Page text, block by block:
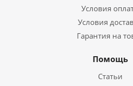
Условия
Условия
Гарантия на
Помощь
Статьи